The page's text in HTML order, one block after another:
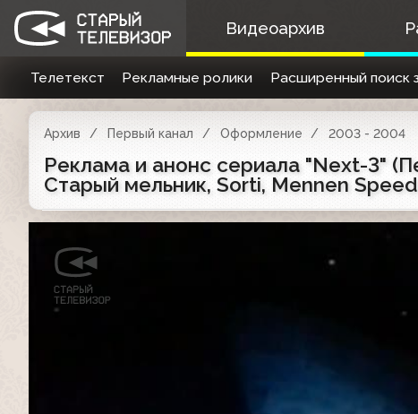
Видеоархив
Телетекст Рекламные ролики Расширенный поиск
Архив Первый канал Оформление 2003 - 2004
Реклама и анонс сериала "Next-3"
Старый мельник, Sorti, Mennen